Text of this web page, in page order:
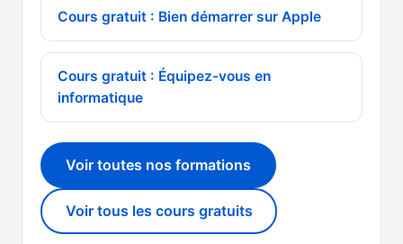
Cours gratuit : Bien démarrer sur Apple
Cours gratuit : Équipez-vous en
informatique
Voir toutes nos formations
Voir tous les cours gratuits